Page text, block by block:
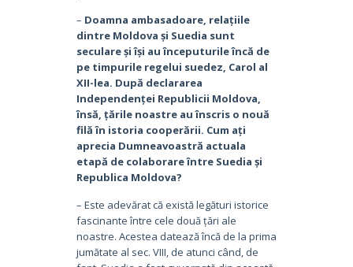
– Doamna ambasadoare, relațiile
dintre Moldova și Suedia sunt
seculare și își au începuturile încă de
pe timpurile regelui suedez, Carol al
XII-lea. După declararea
Independenței Republicii Moldova,
însă, țările noastre au înscris o nouă
filă în istoria cooperării. Cum ați
aprecia Dumneavoastră actuala
etapă de colaborare între Suedia și
Republica Moldova?
– Este adevărat că există legături istorice
fascinante între cele două țări ale
noastre. Acestea datează încă de la prima
jumătate al sec. VIII, de atunci când, de